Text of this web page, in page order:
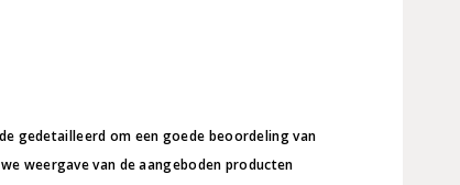
gedetailleerd om een goede beoordeling van
weergave van de aangeboden producten